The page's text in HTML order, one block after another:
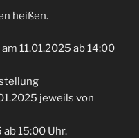
heißen.
11.01.2025 ab 14:00
jeweils von
15:00 Uhr.